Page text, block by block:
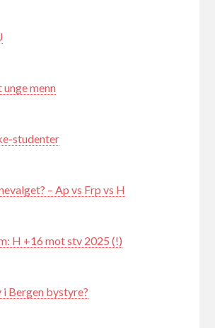
menn
studenter
– Ap vs Frp vs H
H +16 mot stv 2025 (!)
Bergen bystyre?